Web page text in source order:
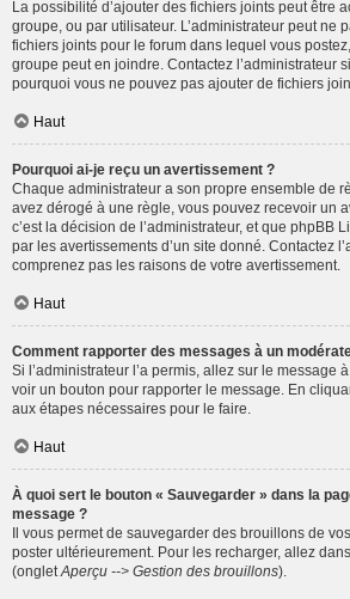
La possibilité d’ajouter des fichiers joints peut être
groupe, ou par utilisateur. L’administrateur peut ne
fichiers joints pour le forum dans lequel vous
groupe peut en joindre. Contactez l’administrateur
pourquoi vous ne pouvez pas ajouter de fichiers
Haut
Pourquoi ai-je reçu un avertissement ?
Chaque administrateur a son propre ensemble de
avez dérogé à une règle, vous pouvez recevoir un
c’est la décision de l’administrateur, et que phpBB
par les avertissements d’un site donné. Contactez
comprenez pas les raisons de votre avertissement.
Haut
Comment rapporter des messages à un
Si l’administrateur l’a permis, allez sur le message
voir un bouton pour rapporter le message. En
aux étapes nécessaires pour le faire.
Haut
À quoi sert le bouton « Sauvegarder » dans la
message ?
Il vous permet de sauvegarder des brouillons de
poster ultérieurement. Pour les recharger, allez
(onglet Aperçu --> Gestion des brouillons).